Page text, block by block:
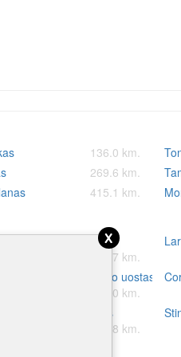
136.0 km.
269.6 km.
415.1 km.
uostas
oro uostas
503.7 km.
Christi tarptautinis oro uostas
604.0 km.
regioninis oro uostas
686.8 km.
x